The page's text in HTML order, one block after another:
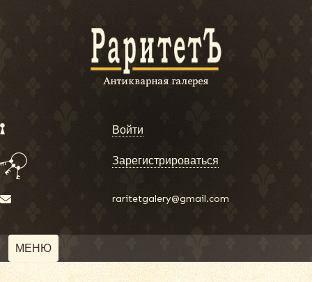
Войти
Зарегистрироваться
raritetgalery@gmail.com
МЕНЮ